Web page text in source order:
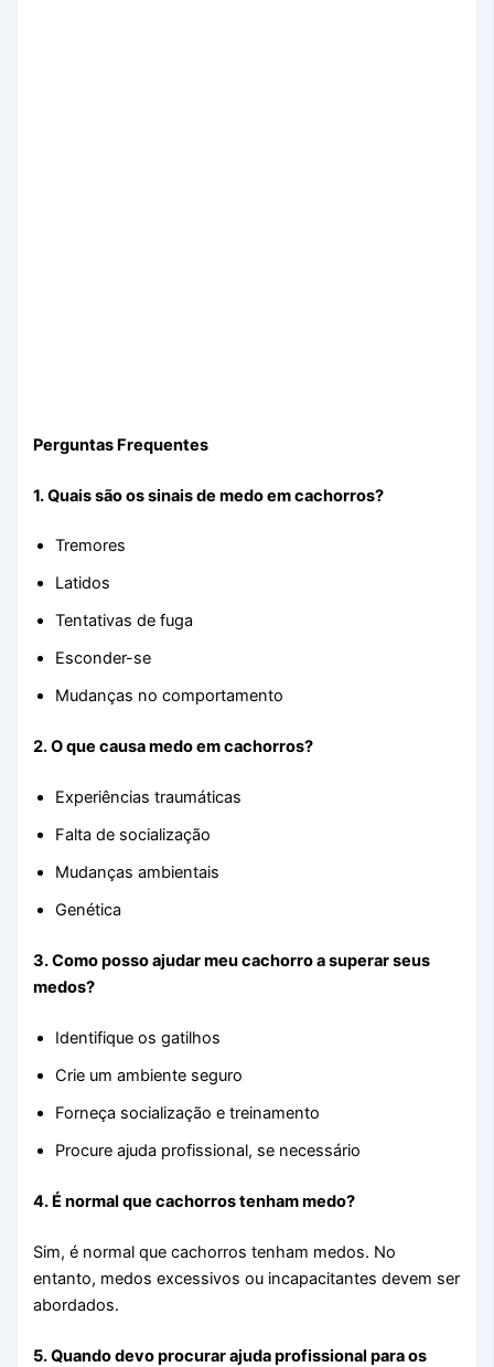
Perguntas Frequentes
1. Quais são os sinais de medo em cachorros?
Tremores
Latidos
Tentativas de fuga
Esconder-se
Mudanças no comportamento
2. O que causa medo em cachorros?
Experiências traumáticas
Falta de socialização
Mudanças ambientais
Genética
3. Como posso ajudar meu cachorro a superar seus
medos?
Identifique os gatilhos
Crie um ambiente seguro
Forneça socialização e treinamento
Procure ajuda profissional, se necessário
4. É normal que cachorros tenham medo?
Sim, é normal que cachorros tenham medos. No
entanto, medos excessivos ou incapacitantes devem ser
abordados.
5. Quando devo procurar ajuda profissional para os